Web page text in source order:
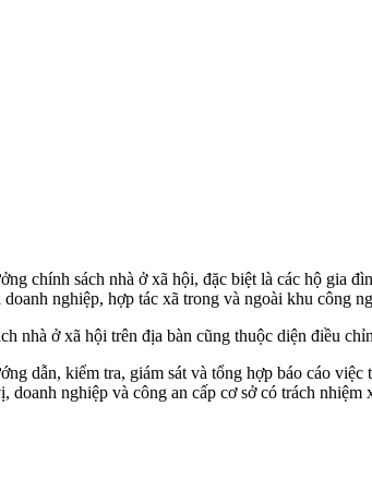
chính sách nhà ở xã hội, đặc biệt là các hộ gia
nghiệp, hợp tác xã trong và ngoài khu công
nhà ở xã hội trên địa bàn cũng thuộc diện điều
dẫn, kiểm tra, giám sát và tổng hợp báo cáo
nghiệp và công an cấp cơ sở có trách nhiệm